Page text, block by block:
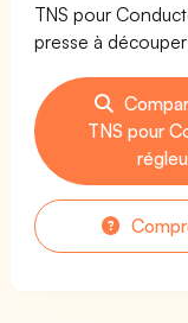
TNS pour
presse à découper
TNS pour